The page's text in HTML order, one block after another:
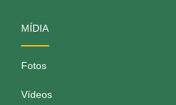
MÍDIA
Fotos
Vídeos